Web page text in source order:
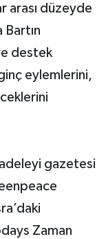
arası düzeyde
Bartın
destek
eylemlerini,
gazetesi
Zaman